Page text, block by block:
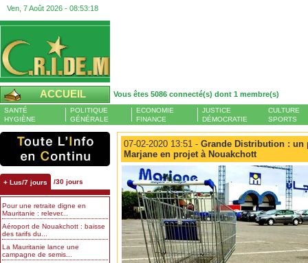
Ven, 7 Août 2026 - 08:53:19
ACCUEIL Vous êtes 5086 connecté(s) dont 1 membre(s)
SANTÉ
HYGIÈNE
POLITIQUE
GÉNÉRALE
ECONOMIE
FINANCE
JUSTICE
DÉMOCRATIE
CULTURE
SPORTS
+ Lus/7 jours /30 jours
Pour une retraite digne en
Mauritanie : relever...
Aéroport de Nouakchott : baisse
des tarifs du...
La Mauritanie lance une
campagne de semis...
07-02-2020 13:51 - Grande Distribution : un
Marjane en projet à Nouakchott